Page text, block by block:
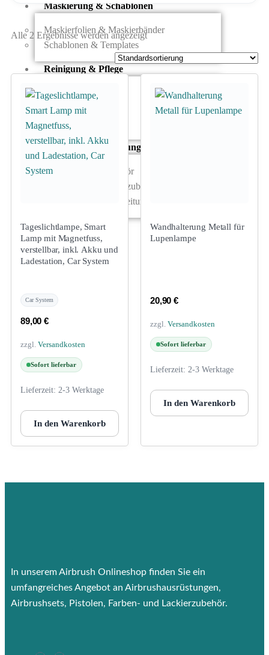
Maskierung & Schablonen
Maskierfolien & Maskierbänder
Schablonen & Templates
Reinigung & Pflege
Oberflächenreiniger
Airbrush-Reiniger
Luftreinigung & Filter
Zubehör & Ausstattung
Arbeitsplatz & Zubehör
Leerbehälter & Mischzubehör
Spezialliteratur & Anleitungen
Gutscheine
X
Alle 2 Ergebnisse werden angezeigt
Tageslichtlampe, Smart
Lamp mit Magnetfuss,
verstellbar, inkl. Akku und
Ladestation, Car System
Car System
89,00€
zzgl. Versandkosten
Sofort lieferbar
Lieferzeit: 2-3 Werktage
In den Warenkorb
Wandhalterung Metall für
Lupenlampe
20,90€
zzgl. Versandkosten
Sofort lieferbar
Lieferzeit: 2-3 Werktage
In den Warenkorb
In unserem Airbrush Onlineshop finden Sie ein
umfangreiches Angebot an Airbrushausrüstungen,
Airbrushsets, Pistolen, Farben- und Lackierzubehör.